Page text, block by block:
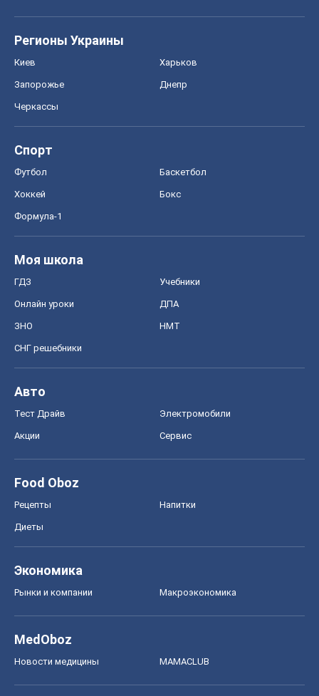
Регионы Украины
Киев Харьков
Запорожье Днепр
Черкассы
Спорт
Футбол Баскетбол
Хоккей Бокс
Формула-1
Моя школа
ГДЗ Учебники
Онлайн уроки ДПА
ЗНО НМТ
СНГ решебники
Авто
Тест Драйв Электромобили
Акции Сервис
Food Oboz
Рецепты Напитки
Диеты
Экономика
Рынки и компании Mакроэкономика
MedOboz
Новости медицины MAMACLUB